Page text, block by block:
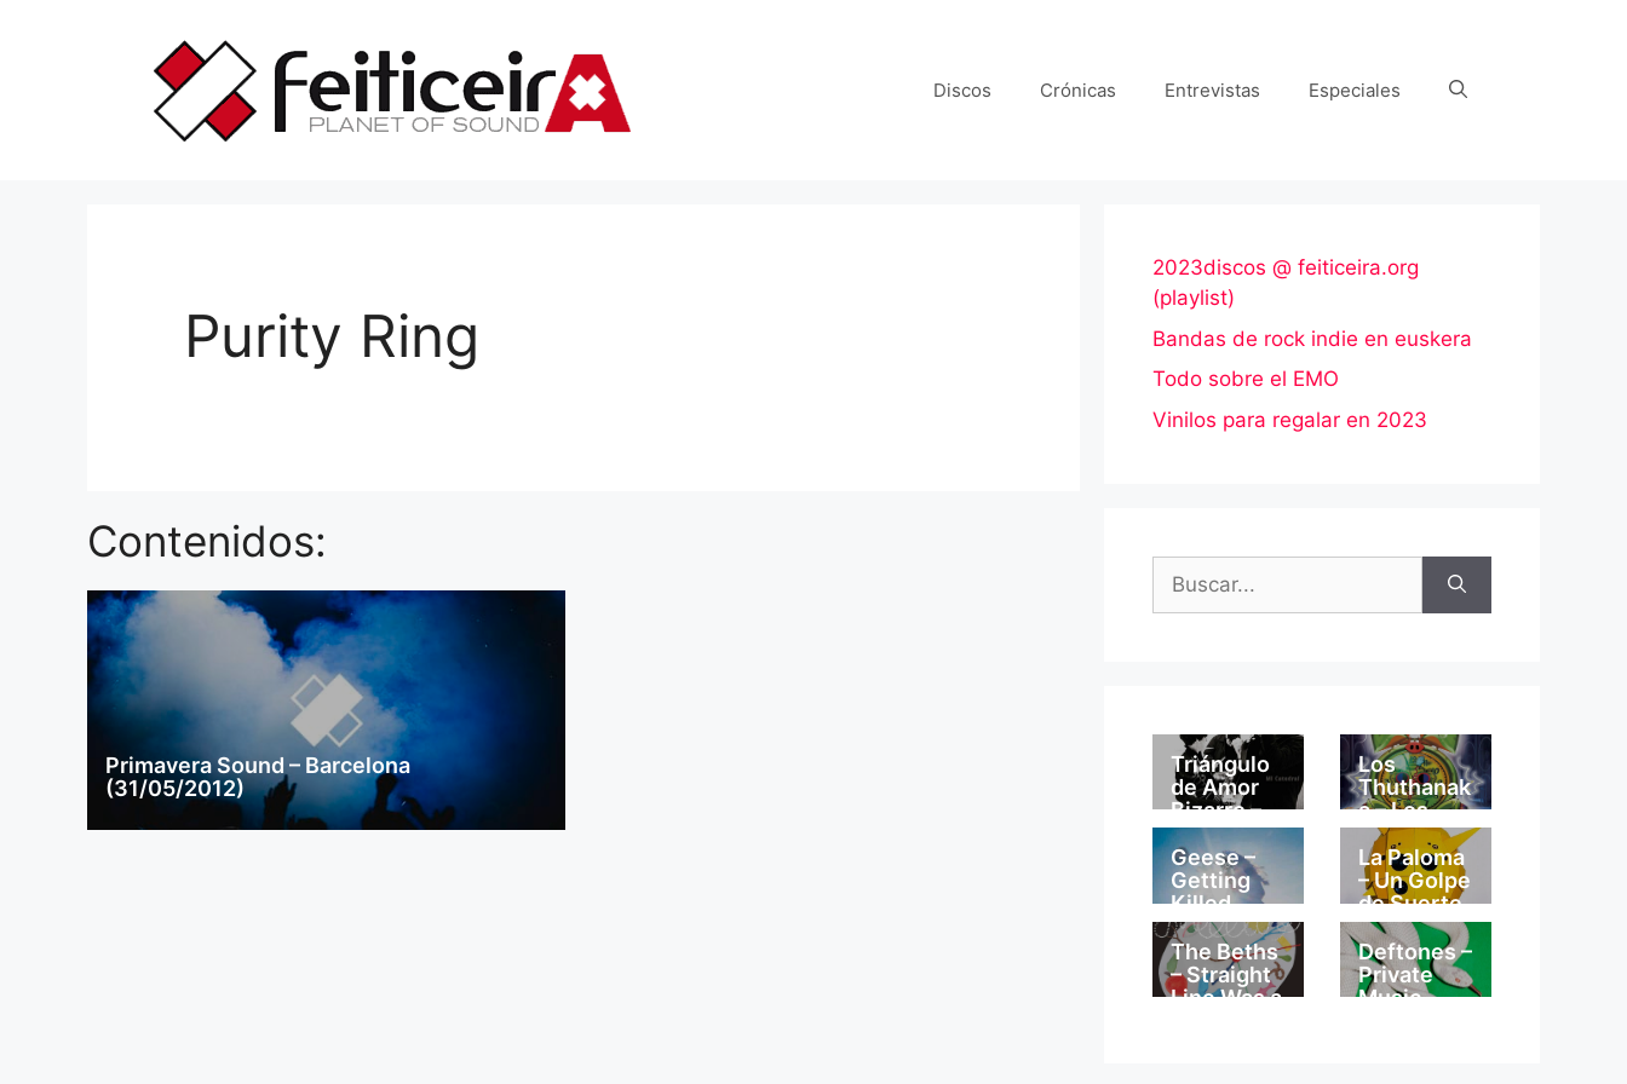
Discos Crónicas Entrevistas Especiales
Purity Ring
Contenidos:
Primavera Sound – Barcelona
(31/05/2012)
2023discos @ feiticeira.org
(playlist)
Bandas de rock indie en euskera
Todo sobre el EMO
Vinilos para regalar en 2023
Triángulo
de Amor
Bizarro –
Mi
Catedral
Los
Thuthanak
a – Los
Thuthanak
a
Geese –
Getting
Killed
La Paloma
– Un Golpe
de Suerte
The Beths
– Straight
Line Was a
Deftones –
Private
Music